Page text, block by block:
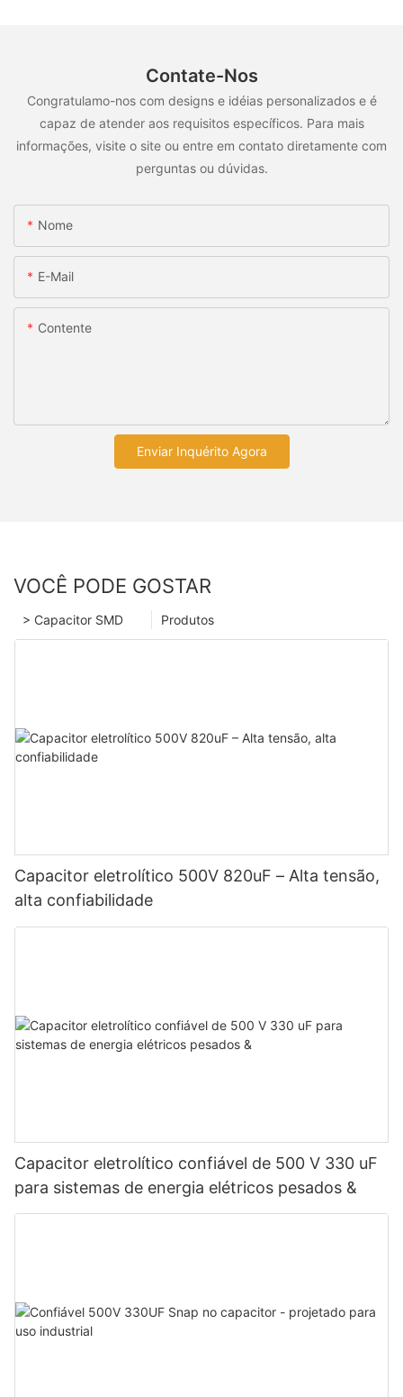
Contate-Nos
Congratulamo-nos com designs e idéias personalizados e é
capaz de atender aos requisitos específicos. Para mais
informações, visite o site ou entre em contato diretamente com
perguntas ou dúvidas.
Nome
E-Mail
Contente
Enviar Inquérito Agora
VOCÊ PODE GOSTAR
Produtos
> Capacitor SMD
Capacitor eletrolítico 500V 820uF – Alta tensão,
alta confiabilidade
Capacitor eletrolítico confiável de 500 V 330 uF
para sistemas de energia elétricos pesados ​​&